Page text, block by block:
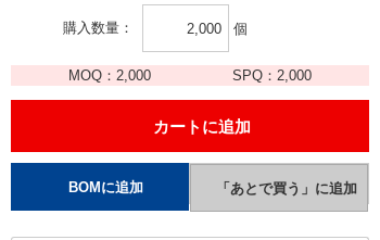
購入数量 個
MOQ： 2,000 SPQ：2,000